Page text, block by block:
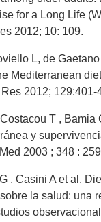
for a Long Life
2012; 10: 109.
L, de
Mediterranean
2012; 129:401-
T , Bamia
y
2003 ; 348 :
, Casini A et al.
la salud: una